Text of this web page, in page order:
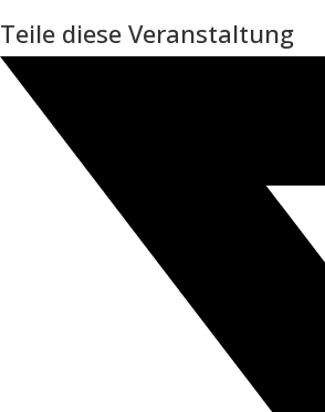
Teile diese Veranstaltung